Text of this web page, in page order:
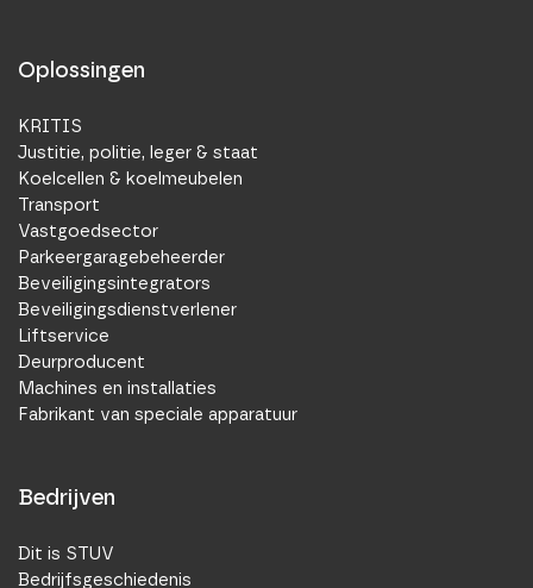
Oplossingen
KRITIS
Justitie, politie, leger & staat
Koelcellen & koelmeubelen
Transport
Vastgoedsector
Parkeergaragebeheerder
Beveiligingsintegrators
Beveiligingsdienstverlener
Liftservice
Deurproducent
Machines en installaties
Fabrikant van speciale apparatuur
Bedrijven
Dit is STUV
Bedrijfsgeschiedenis